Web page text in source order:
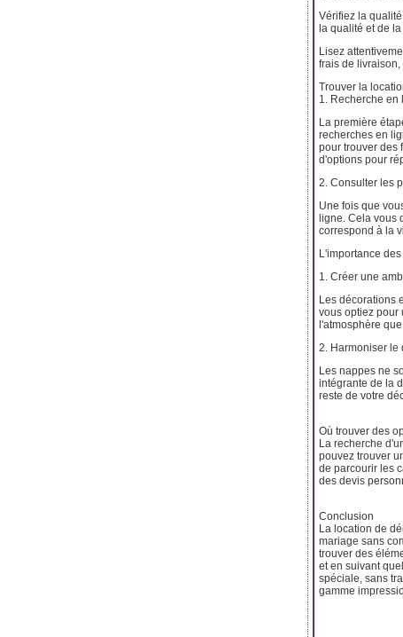
Vérifiez la
la qualité et de
Lisez
frais de livraison,
Trouver la
1. Recherche en
La première
recherches en
pour trouver des
d'options pour
2. Consulter les
Une fois que
ligne. Cela vous
correspond à la
L'importance
1. Créer une
Les décorations
vous optiez pour
l'atmosphère
2. Harmoniser le
Les nappes ne
intégrante de la
reste de votre
Où trouver des
La recherche
pouvez trouver
de parcourir les
des devis
Conclusion
La location de
mariage sans
trouver des
et en suivant
spéciale, sans
gamme